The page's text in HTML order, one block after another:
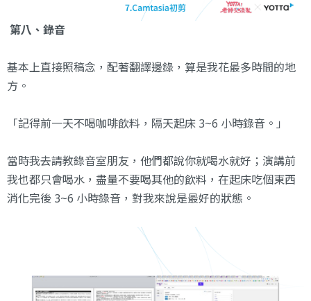
第八、錄音
基本上直接照稿念，配著翻譯邊錄，算是我花最多時間的地
方。
「記得前一天不喝咖啡飲料，隔天起床 3~6 小時錄音。」
當時我去請教錄音室朋友，他們都說你就喝水就好；演講前
我也都只會喝水，盡量不要喝其他的飲料，在起床吃個東西
消化完後 3~6 小時錄音，對我來說是最好的狀態。